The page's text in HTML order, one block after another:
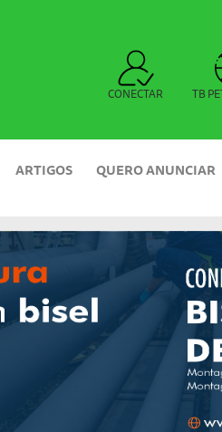
CONECTAR TB
ARTIGOS QUERO ANUNCIAR